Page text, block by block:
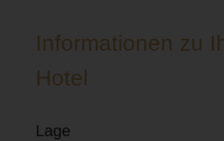
Informationen zu
Hotel
Lage